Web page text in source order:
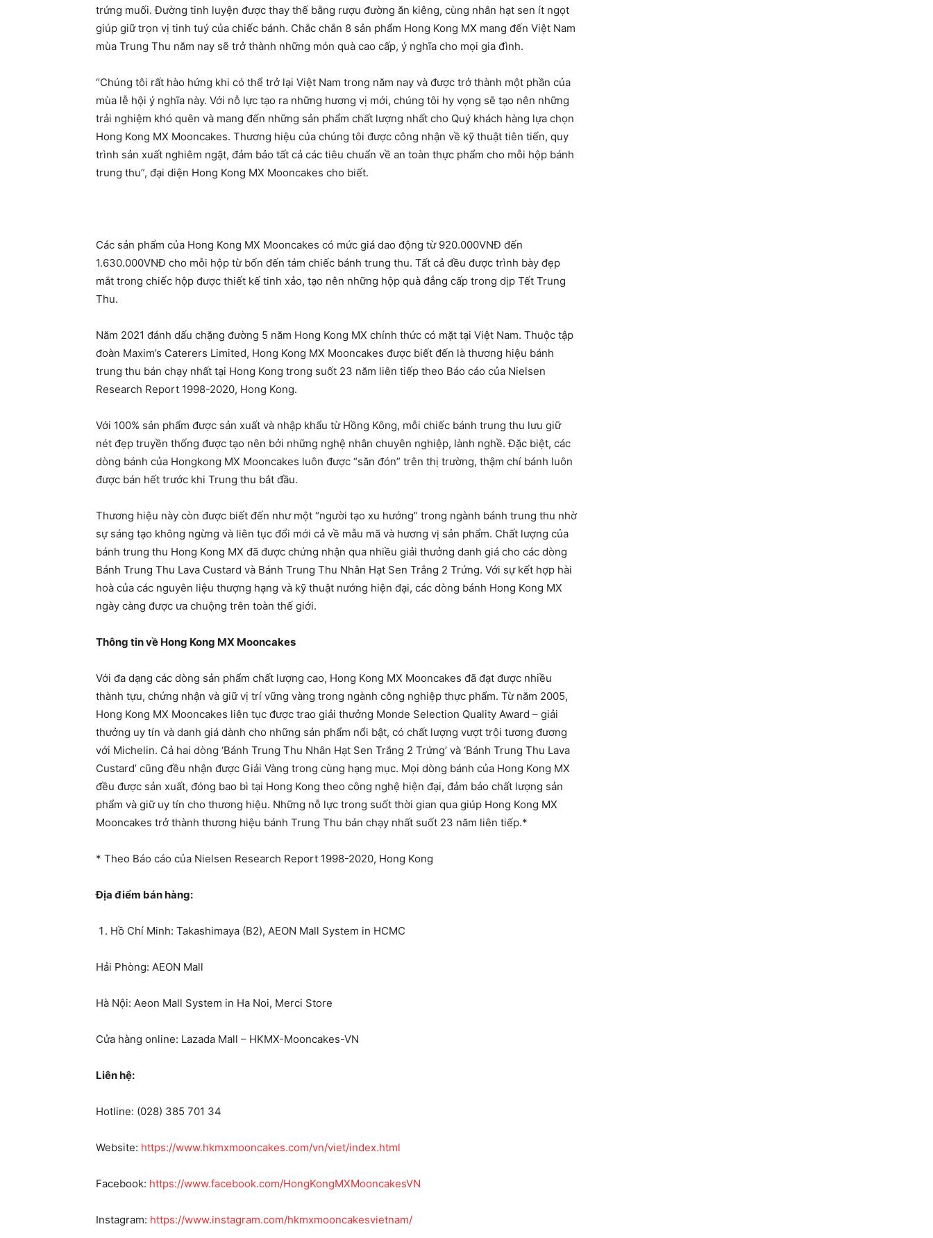
trứng muối. Đường tinh luyện được thay thế bằng rượu đường ăn kiêng, cùng nhân hạt sen ít ngọt
giúp giữ trọn vị tinh tuý của chiếc bánh. Chắc chắn 8 sản phẩm Hong Kong MX mang đến Việt Nam
mùa Trung Thu năm nay sẽ trở thành những món quà cao cấp, ý nghĩa cho mọi gia đình.
“Chúng tôi rất hào hứng khi có thể trở lại Việt Nam trong năm nay và được trở thành một phần của
mùa lễ hội ý nghĩa này. Với nỗ lực tạo ra những hương vị mới, chúng tôi hy vọng sẽ tạo nên những
trải nghiệm khó quên và mang đến những sản phẩm chất lượng nhất cho Quý khách hàng lựa chọn
Hong Kong MX Mooncakes. Thương hiệu của chúng tôi được công nhận về kỹ thuật tiên tiến, quy
trình sản xuất nghiêm ngặt, đảm bảo tất cả các tiêu chuẩn về an toàn thực phẩm cho mỗi hộp bánh
trung thu”, đại diện Hong Kong MX Mooncakes cho biết.
Các sản phẩm của Hong Kong MX Mooncakes có mức giá dao động từ 920.000VNĐ đến
1.630.000VNĐ cho mỗi hộp từ bốn đến tám chiếc bánh trung thu. Tất cả đều được trình bày đẹp
mắt trong chiếc hộp được thiết kế tinh xảo, tạo nên những hộp quà đẳng cấp trong dịp Tết Trung
Thu.
Năm 2021 đánh dấu chặng đường 5 năm Hong Kong MX chính thức có mặt tại Việt Nam. Thuộc tập
đoàn Maxim’s Caterers Limited, Hong Kong MX Mooncakes được biết đến là thương hiệu bánh
trung thu bán chạy nhất tại Hong Kong trong suốt 23 năm liên tiếp theo Báo cáo của Nielsen
Research Report 1998-2020, Hong Kong.
Với 100% sản phẩm được sản xuất và nhập khẩu từ Hồng Kông, mỗi chiếc bánh trung thu lưu giữ
nét đẹp truyền thống được tạo nên bởi những nghệ nhân chuyên nghiệp, lành nghề. Đặc biệt, các
dòng bánh của Hongkong MX Mooncakes luôn được “săn đón” trên thị trường, thậm chí bánh luôn
được bán hết trước khi Trung thu bắt đầu.
Thương hiệu này còn được biết đến như một “người tạo xu hướng” trong ngành bánh trung thu nhờ
sự sáng tạo không ngừng và liên tục đổi mới cả về mẫu mã và hương vị sản phẩm. Chất lượng của
bánh trung thu Hong Kong MX đã được chứng nhận qua nhiều giải thưởng danh giá cho các dòng
Bánh Trung Thu Lava Custard và Bánh Trung Thu Nhân Hạt Sen Trắng 2 Trứng. Với sự kết hợp hài
hoà của các nguyên liệu thượng hạng và kỹ thuật nướng hiện đại, các dòng bánh Hong Kong MX
ngày càng được ưa chuộng trên toàn thế giới.
Thông tin về Hong Kong MX Mooncakes
Với đa dạng các dòng sản phẩm chất lượng cao, Hong Kong MX Mooncakes đã đạt được nhiều
thành tựu, chứng nhận và giữ vị trí vững vàng trong ngành công nghiệp thực phẩm. Từ năm 2005,
Hong Kong MX Mooncakes liên tục được trao giải thưởng Monde Selection Quality Award – giải
thưởng uy tín và danh giá dành cho những sản phẩm nổi bật, có chất lượng vượt trội tương đương
với Michelin. Cả hai dòng ‘Bánh Trung Thu Nhân Hạt Sen Trắng 2 Trứng’ và ‘Bánh Trung Thu Lava
Custard’ cũng đều nhận được Giải Vàng trong cùng hạng mục. Mọi dòng bánh của Hong Kong MX
đều được sản xuất, đóng bao bì tại Hong Kong theo công nghệ hiện đại, đảm bảo chất lượng sản
phẩm và giữ uy tín cho thương hiệu. Những nỗ lực trong suốt thời gian qua giúp Hong Kong MX
Mooncakes trở thành thương hiệu bánh Trung Thu bán chạy nhất suốt 23 năm liên tiếp.*
* Theo Báo cáo của Nielsen Research Report 1998-2020, Hong Kong
Địa điểm bán hàng:
Hồ Chí Minh: Takashimaya (B2), AEON Mall System in HCMC
Hải Phòng: AEON Mall
Hà Nội: Aeon Mall System in Ha Noi, Merci Store
Cửa hàng online: Lazada Mall – HKMX-Mooncakes-VN
Liênhệ:
Hotline: (028) 385 701 34
Website: https://www.hkmxmooncakes.com/vn/viet/index.html
Facebook: https://www.facebook.com/HongKongMXMooncakesVN
Instagram: https://www.instagram.com/hkmxmooncakesvietnam/